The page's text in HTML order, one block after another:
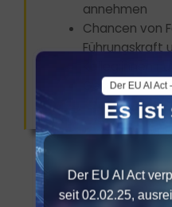
annehmen
Chancen von
Führungskraft
Der EU AI Act
Es ist
Der EU AI Act
seit 02.02.25,